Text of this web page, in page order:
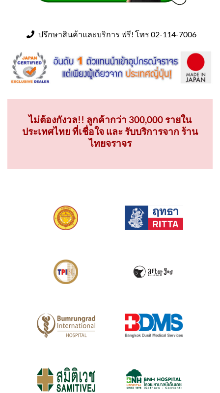
ปรึกษาสินค้าและบริการ ฟรี! โทร 02-114-7006
ไม่ต้องกังวล!! ลูกค้ากว่า 300,000 รายใน
ประเทศไทย ที่เชื่อใจ และ รับบริการจาก ร้าน
ไทยจราจร